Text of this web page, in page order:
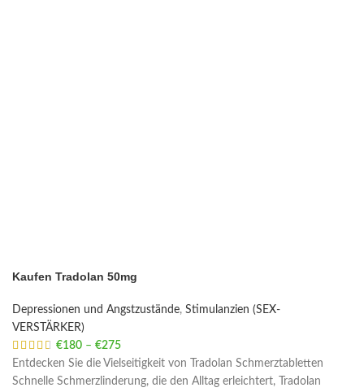
Kaufen Tradolan 50mg
Depressionen und Angstzustände, Stimulanzien (SEX-
VERSTÄRKER)
€180 – €275
Entdecken Sie die Vielseitigkeit von Tradolan Schmerztabletten
Schnelle Schmerzlinderung, die den Alltag erleichtert, Tradolan